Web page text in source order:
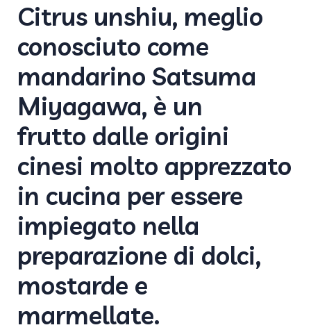
Citrus unshiu, meglio
conosciuto come
mandarino Satsuma
Miyagawa, è un
frutto dalle origini
cinesi molto apprezzato
in cucina per essere
impiegato nella
preparazione di dolci,
mostarde e
marmellate.